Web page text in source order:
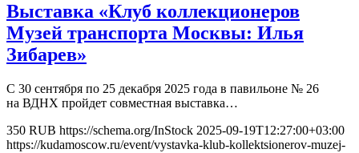
Выставка «Клуб коллекционеров
Музей транспорта Москвы: Илья
Зибарев»
С 30 сентября по 25 декабря 2025 года в павильоне № 26
на ВДНХ пройдет совместная выставка…
350 RUB https://schema.org/InStock 2025-09-19T12:27:00+03:00
https://kudamoscow.ru/event/vystavka-klub-kollektsionerov-muzej-